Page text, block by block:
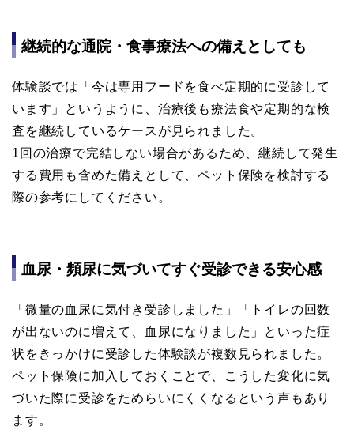
継続的な通院・食事療法への備えとしても
体験談では「今は専用フードを食べ定期的に受診して
います」というように、治療後も療法食や定期的な検
査を継続しているケースが見られました。
1回の治療で完結しない場合があるため、継続して発生
する費用も含めた備えとして、ペット保険を検討する
際の参考にしてください。
血尿・頻尿に気づいてすぐ受診できる安心感
「微量の血尿に気付き受診しました」「トイレの回数
が出ないのに増えて、血尿になりました」といった症
状をきっかけに受診した体験談が複数見られました。
ペット保険に加入しておくことで、こうした変化に気
づいた際に受診をためらいにくくなるという声もあり
ます。